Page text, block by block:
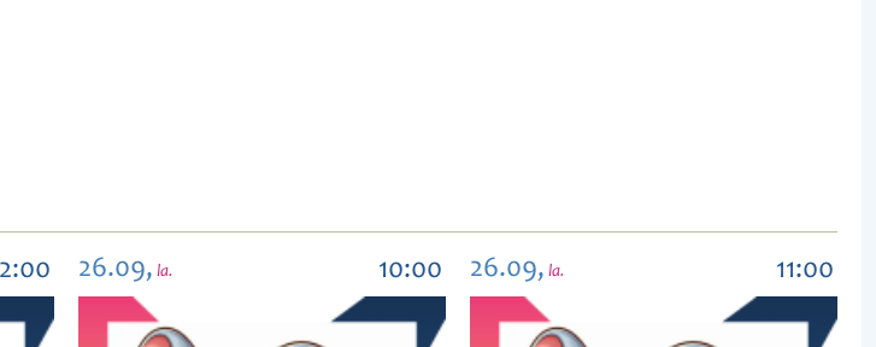
26.09, la. 10:00 26.09, la. 11:00